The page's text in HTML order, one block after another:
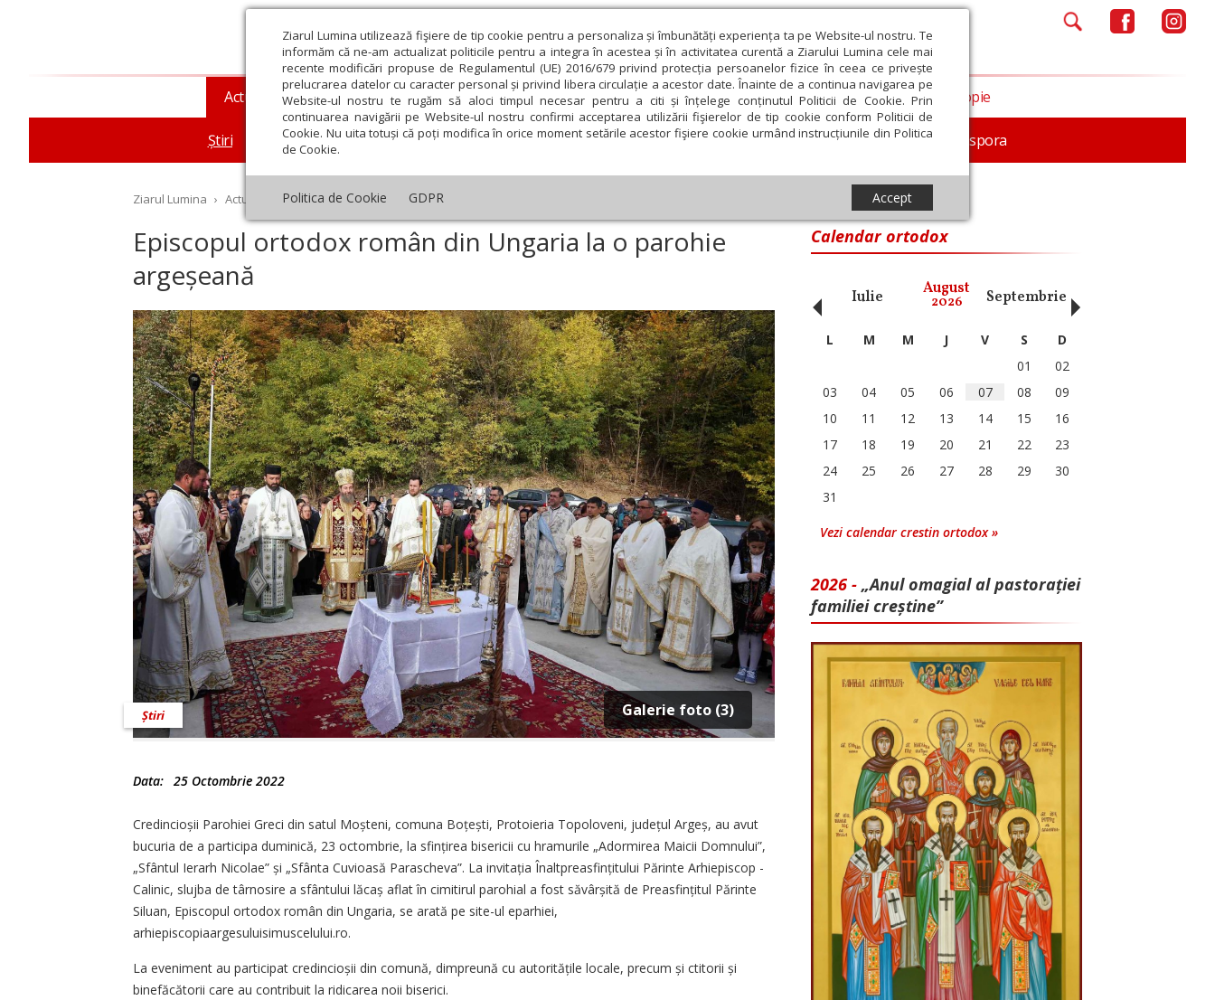
Ziarul Lumina utilizează fişiere de tip cookie pentru a personaliza și îmbunătăți experiența ta pe Website-ul nostru. Te
informăm că ne-am actualizat politicile pentru a integra în acestea și în activitatea curentă a Ziarului Lumina cele mai
recente modificări propuse de Regulamentul (UE) 2016/679 privind protecția persoanelor fizice în ceea ce privește
prelucrarea datelor cu caracter personal și privind libera circulație a acestor date. Înainte de a continua navigarea pe
Website-ul nostru te rugăm să aloci timpul necesar pentru a citi și înțelege conținutul Politicii de Cookie. Prin
continuarea navigării pe Website-ul nostru confirmi acceptarea utilizării fişierelor de tip cookie conform Politicii de
Cookie. Nu uita totuși că poți modifica în orice moment setările acestor fişiere cookie urmând instrucțiunile din Politica
de Cookie.
Politica de Cookie GDPR Accept
Actualitate religioasă
Știri Mesaje și cuvântări An omagial Comunicate de presă Documentar In memoriam Diaspora
Teologie și spiritualitate Educaţie și Cultură Societate Opinii Filantropie
Ziarul Lumina › Actualitate religioasă › Știri › Episcopul ortodox român din Ungaria la o parohie argeșeană
Episcopul ortodox român din Ungaria la o parohie
argeșeană
Galerie foto (3)
Știri
Data: 25 Octombrie 2022
Credincioșii Parohiei Greci din satul Moșteni, comuna Boțești, Protoieria Topoloveni, județul Argeș, au avut
bucuria de a participa duminică, 23 octombrie, la sfințirea bisericii cu hramurile „Adormirea Maicii Domnului”,
„Sfântul Ierarh Nicolae” și „Sfânta Cuvioasă Parascheva”. La invitația Înaltprea­sfințitului Părinte Arhiepiscop ­
Calinic, slujba de târnosire a sfântului lăcaș aflat în cimitirul parohial a fost săvârșită de Preasfințitul Părinte
Siluan, Episcopul ortodox român din Ungaria, se arată pe site-ul eparhiei,
arhiepiscopiaargesuluisimuscelului.ro.
La eveniment au participat credincioșii din comună, dimpreună cu autoritățile locale, precum și ctitorii și
binefăcătorii care au contribuit la ridicarea noii biserici.
Calendar ortodox
Octombrie Iulie August
2026 Septembrie Octombrie
‹ L M M J V S
D
01
02
03
04 05 06 07 08
09
10
11 12 13 14 15
16
17
18 19 20 21 22
23
24
25 26 27 28 29
30
31
Vezi calendar crestin ortodox »
2026 - „Anul omagial al pastorației
familiei creștine”